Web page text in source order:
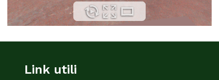
Link utili